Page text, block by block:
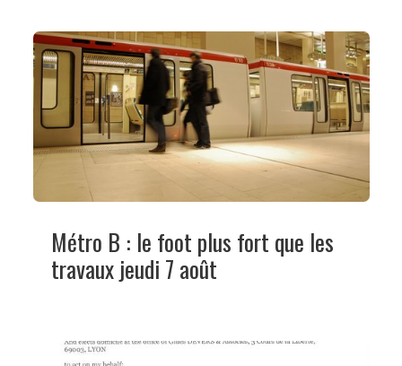
Métro B : le foot plus fort que les
travaux jeudi 7 août